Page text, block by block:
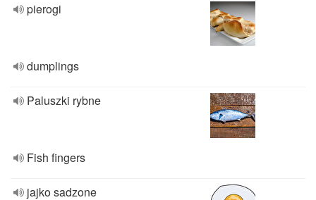
pierogi
dumplings
Paluszki rybne
Fish fingers
jajko sadzone